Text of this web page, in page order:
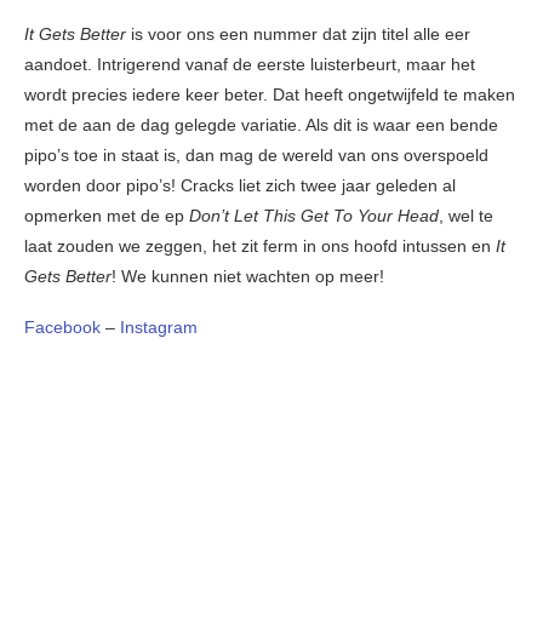
It Gets Better is voor ons een nummer dat zijn titel alle eer
aandoet. Intrigerend vanaf de eerste luisterbeurt, maar het
wordt precies iedere keer beter. Dat heeft ongetwijfeld te maken
met de aan de dag gelegde variatie. Als dit is waar een bende
pipo’s toe in staat is, dan mag de wereld van ons overspoeld
worden door pipo’s! Cracks liet zich twee jaar geleden al
opmerken met de ep Don’t Let This Get To Your Head, wel te
laat zouden we zeggen, het zit ferm in ons hoofd intussen en It
Gets Better! We kunnen niet wachten op meer!
Facebook – Instagram